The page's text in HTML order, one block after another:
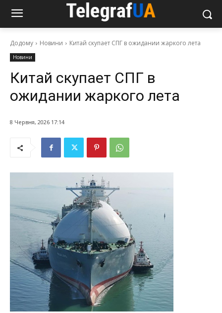
Додому Новини Китай скупает СПГ в ожидании жаркого лета
Новини
Китай скупает СПГ в
ожидании жаркого лета
8 Червня, 2026 17:14